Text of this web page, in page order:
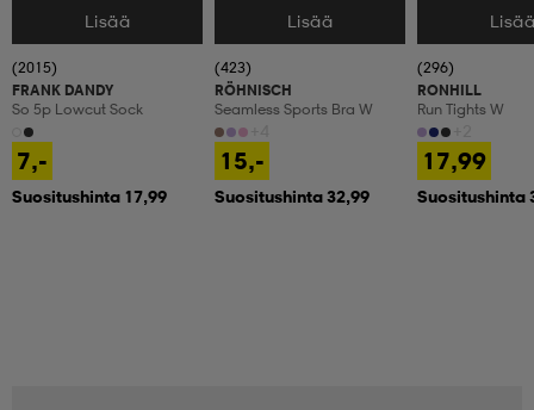
Valitse Koko
Lisää
(2015)
FRANK DANDY
So 5p Lowcut Sock
7,-
Suositushinta 17,99
Valitse Koko
Lisää
(423)
RÖHNISCH
Seamless Sports Bra W
15,-
Suositushinta 32,99
Valitse Koko
(296)
RONHILL
Run Tights W
17,99
Suositushinta